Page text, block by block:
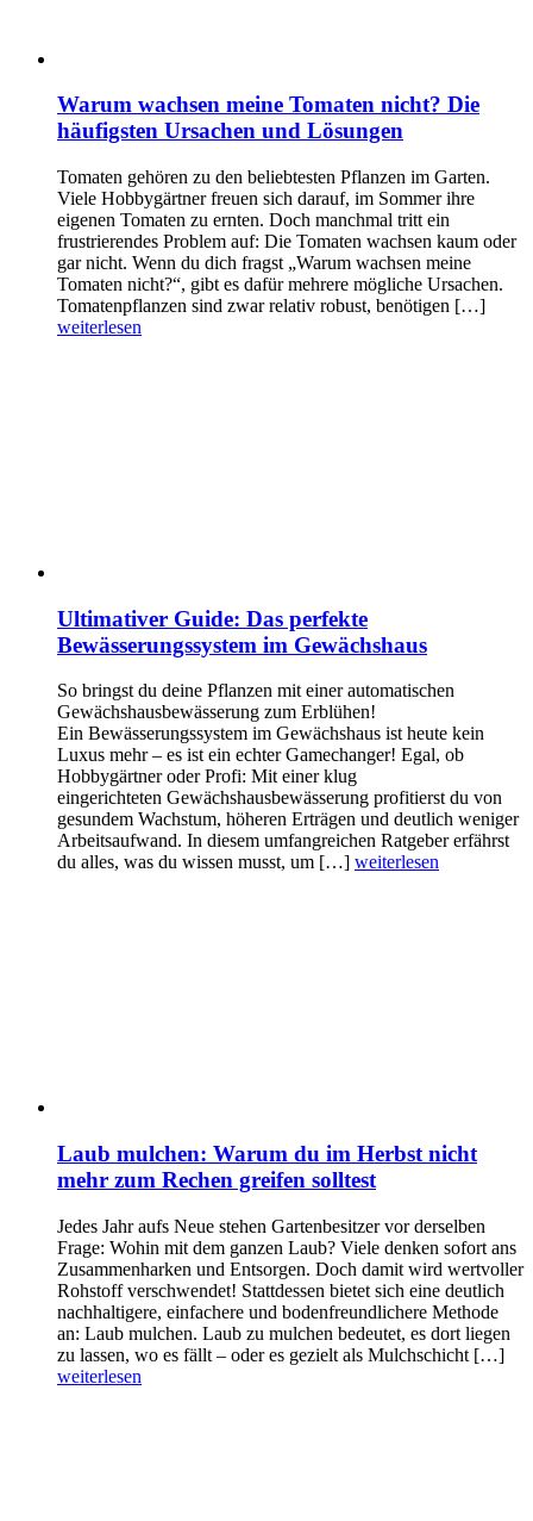
Warum wachsen meine Tomaten nicht? Die
häufigsten Ursachen und Lösungen
Tomaten gehören zu den beliebtesten Pflanzen im Garten.
Viele Hobbygärtner freuen sich darauf, im Sommer ihre
eigenen Tomaten zu ernten. Doch manchmal tritt ein
frustrierendes Problem auf: Die Tomaten wachsen kaum oder
gar nicht. Wenn du dich fragst „Warum wachsen meine
Tomaten nicht?“, gibt es dafür mehrere mögliche Ursachen.
Tomatenpflanzen sind zwar relativ robust, benötigen […]
weiterlesen
Ultimativer Guide: Das perfekte
Bewässerungssystem im Gewächshaus
So bringst du deine Pflanzen mit einer automatischen
Gewächshausbewässerung zum Erblühen!
Ein Bewässerungssystem im Gewächshaus ist heute kein
Luxus mehr – es ist ein echter Gamechanger! Egal, ob
Hobbygärtner oder Profi: Mit einer klug
eingerichteten Gewächshausbewässerung profitierst du von
gesundem Wachstum, höheren Erträgen und deutlich weniger
Arbeitsaufwand. In diesem umfangreichen Ratgeber erfährst
du alles, was du wissen musst, um […] weiterlesen
Laub mulchen: Warum du im Herbst nicht
mehr zum Rechen greifen solltest
Jedes Jahr aufs Neue stehen Gartenbesitzer vor derselben
Frage: Wohin mit dem ganzen Laub? Viele denken sofort ans
Zusammenharken und Entsorgen. Doch damit wird wertvoller
Rohstoff verschwendet! Stattdessen bietet sich eine deutlich
nachhaltigere, einfachere und bodenfreundlichere Methode
an: Laub mulchen. Laub zu mulchen bedeutet, es dort liegen
zu lassen, wo es fällt – oder es gezielt als Mulchschicht […]
weiterlesen